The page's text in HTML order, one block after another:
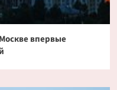
впервые